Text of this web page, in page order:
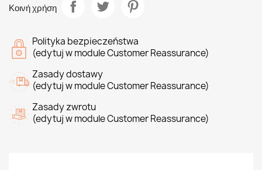
Κοινή χρήση
Polityka bezpieczeństwa
(edytuj w module Customer Reassurance)
Zasady dostawy
(edytuj w module Customer Reassurance)
Zasady zwrotu
(edytuj w module Customer Reassurance)